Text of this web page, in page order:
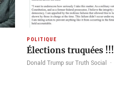
POLITIQUE
Élections truquées !!!
Donald Trump sur Truth Social ·